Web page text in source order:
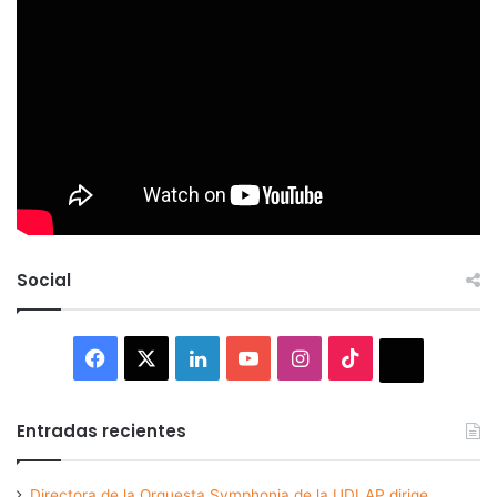
Social
Facebook LinkedInYouTubeInstagram
Entradas recientes